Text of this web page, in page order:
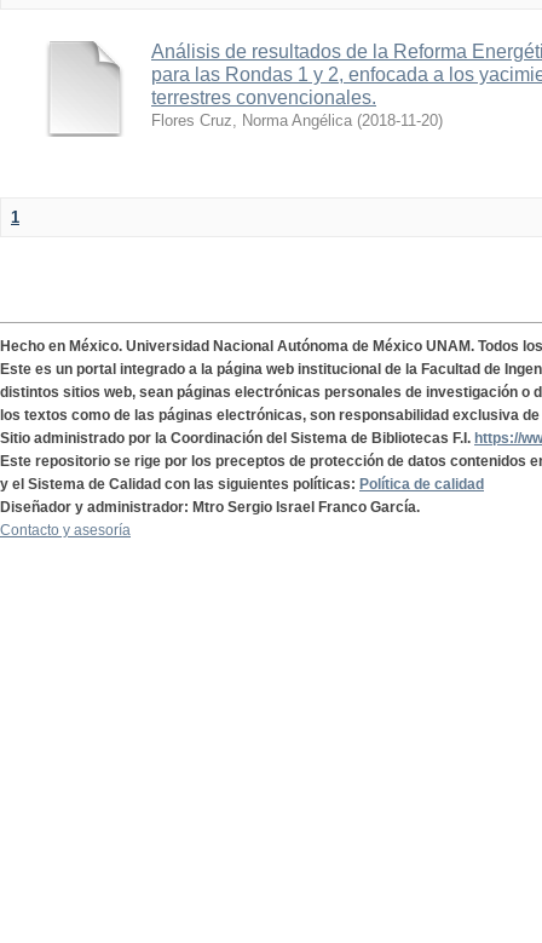
Análisis de resultados de la Reforma
para las Rondas 1 y 2, enfocada a los
terrestres convencionales.
Flores Cruz, Norma Angélica (2018-11-20)
1
Hecho en México. Universidad Nacional Autónoma de México UNAM. Todos
Este es un portal integrado a la página web institucional de la Facultad de
distintos sitios web, sean páginas electrónicas personales de investigación o
los textos como de las páginas electrónicas, son responsabilidad exclusiva
Sitio administrado por la Coordinación del Sistema de Bibliotecas F.I. https://
Este repositorio se rige por los preceptos de protección de datos contenidos
y el Sistema de Calidad con las siguientes políticas: Política de calidad
Diseñador y administrador: Mtro Sergio Israel Franco García.
Contacto y asesoría